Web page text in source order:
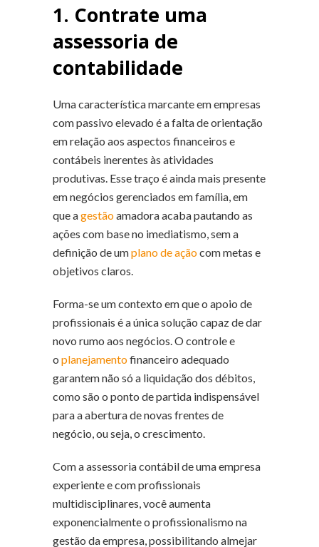
1. Contrate uma
assessoria de
contabilidade
Uma característica marcante em empresas
com passivo elevado é a falta de orientação
em relação aos aspectos financeiros e
contábeis inerentes às atividades
produtivas. Esse traço é ainda mais presente
em negócios gerenciados em família, em
que agestãoamadora acaba pautando as
ações com base no imediatismo, sem a
definição de umplano de açãocom metas e
objetivos claros.
Forma-se um contexto em que o apoio de
profissionais é a única solução capaz de dar
novo rumo aos negócios. O controle e
o planejamentofinanceiro adequado
garantem não só a liquidação dos débitos,
como são o ponto de partida indispensável
para a abertura de novas frentes de
negócio, ou seja, o crescimento.
Com a assessoria contábil de uma empresa
experiente e com profissionais
multidisciplinares, você aumenta
exponencialmente o profissionalismo na
gestão da empresa, possibilitando almejar